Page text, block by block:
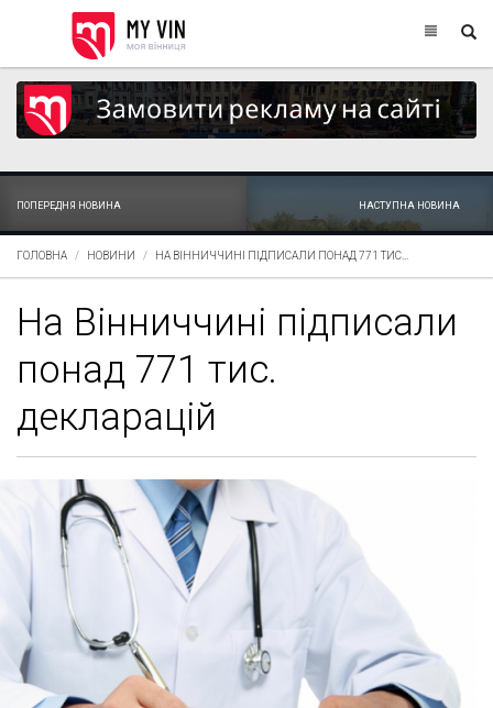
ПОПЕРЕДНЯ НОВИНА НАСТУПНА НОВИНА
ГОЛОВНА НОВИНИ НА ВІННИЧЧИНІ ПІДПИСАЛИ ПОНАД 771 ТИС...
На Вінниччині підписали
понад 771 тис.
декларацій